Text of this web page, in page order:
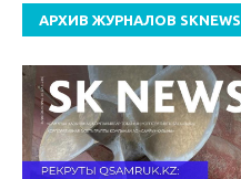
АРХИВ ЖУРНАЛОВ SKNEWS